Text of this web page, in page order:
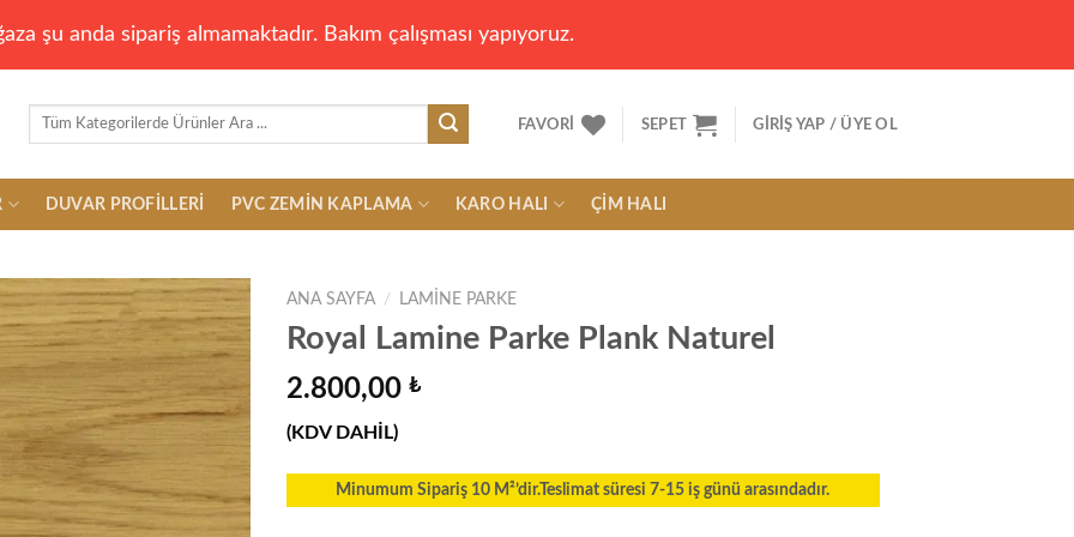
şu anda sipariş almamaktadır. Bakım çalışması yapıyoruz.
Ara:
FAVORI SEPET GIRIŞ YAP / ÜYE OL
DUVAR PROFILLERI PVC ZEMIN KAPLAMA KARO HALI ÇIM HALI
Add to
wishlist
ANA SAYFA / LAMINE PARKE
Royal Lamine Parke Plank Naturel
2.800,00 ₺
(KDV DAHİL)
Minumum Sipariş 10 M²’dir.Teslimat süresi 7-15 iş günü arasındadır.